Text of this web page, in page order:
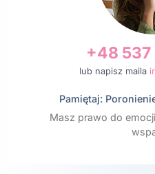
+48
lub napisz maila
Pamiętaj:
Masz prawo do